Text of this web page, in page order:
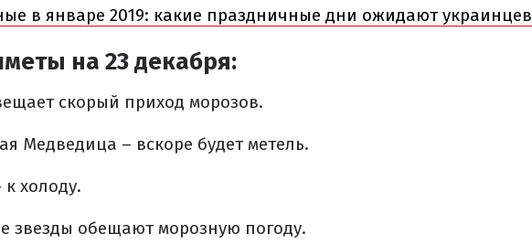
в январе 2019: какие праздничные дни ожидают украинцев
на 23 декабря:
скорый приход морозов.
Медведица – вскоре будет метель.
холоду.
звезды обещают морозную погоду.